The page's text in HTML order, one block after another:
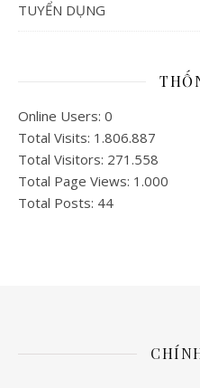
TUYỂN DỤNG
Online Users: 0
Total Visits: 1.806.887
Total Visitors: 271.558
Total Page Views: 1.000
Total Posts: 44